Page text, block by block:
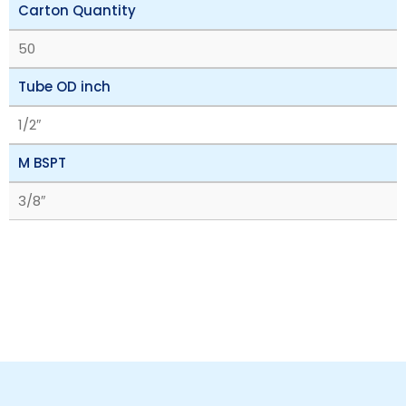
Carton Quantity
50
Tube OD inch
1/2″
M BSPT
3/8″